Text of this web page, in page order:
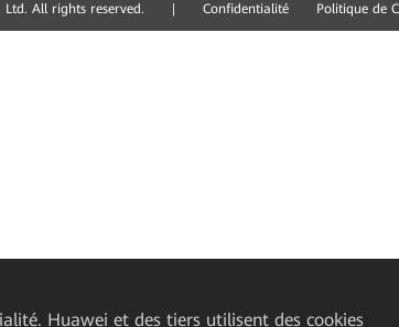
All rights reserved. Confidentialité Politique de
Huawei et des tiers utilisent des cookies